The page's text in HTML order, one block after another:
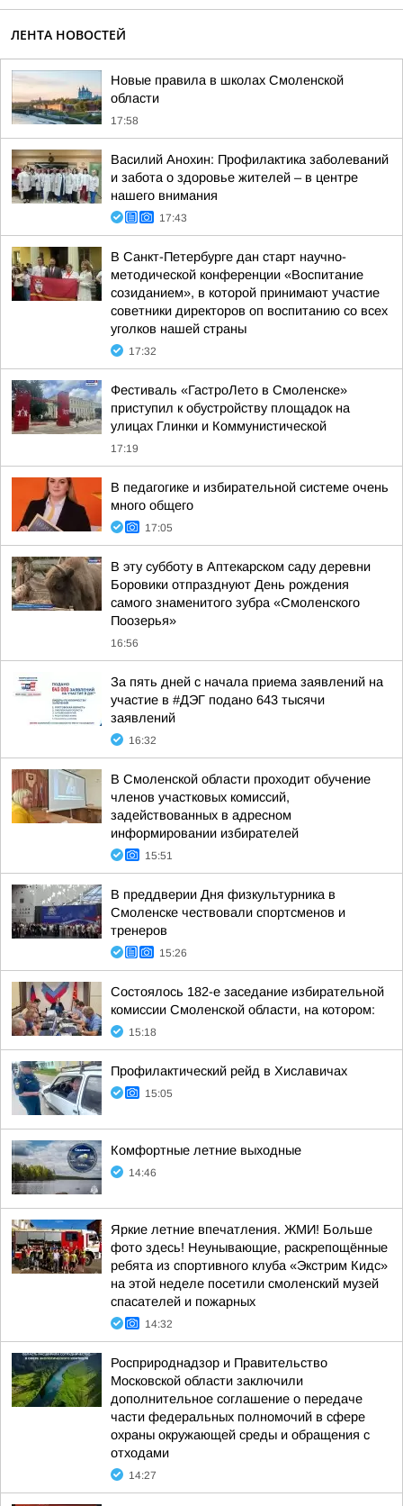
ЛЕНТА НОВОСТЕЙ
Новые правила в школах Смоленской
области
17:58
Василий Анохин: Профилактика заболеваний
и забота о здоровье жителей – в центре
нашего внимания
17:43
В Санкт-Петербурге дан старт научно-
методической конференции «Воспитание
созиданием», в которой принимают участие
советники директоров оп воспитанию со всех
уголков нашей страны
17:32
Фестиваль «ГастроЛето в Смоленске»
приступил к обустройству площадок на
улицах Глинки и Коммунистической
17:19
В педагогике и избирательной системе очень
много общего
17:05
В эту субботу в Аптекарском саду деревни
Боровики отпразднуют День рождения
самого знаменитого зубра «Смоленского
Поозерья»
16:56
За пять дней с начала приема заявлений на
участие в #ДЭГ подано 643 тысячи
заявлений
16:32
В Смоленской области проходит обучение
членов участковых комиссий,
задействованных в адресном
информировании избирателей
15:51
В преддверии Дня физкультурника в
Смоленске чествовали спортсменов и
тренеров
15:26
Состоялось 182-е заседание избирательной
комиссии Смоленской области, на котором:
15:18
Профилактический рейд в Хиславичах
15:05
Комфортные летние выходные
14:46
Яркие летние впечатления. ЖМИ! Больше
фото здесь! Неунывающие, раскрепощённые
ребята из спортивного клуба «Экстрим Кидс»
на этой неделе посетили смоленский музей
спасателей и пожарных
14:32
Росприроднадзор и Правительство
Московской области заключили
дополнительное соглашение о передаче
части федеральных полномочий в сфере
охраны окружающей среды и обращения с
отходами
14:27